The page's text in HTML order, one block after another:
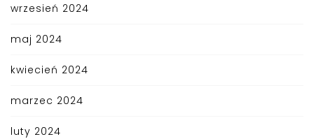
wrzesień 2024
maj 2024
kwiecień 2024
marzec 2024
luty 2024